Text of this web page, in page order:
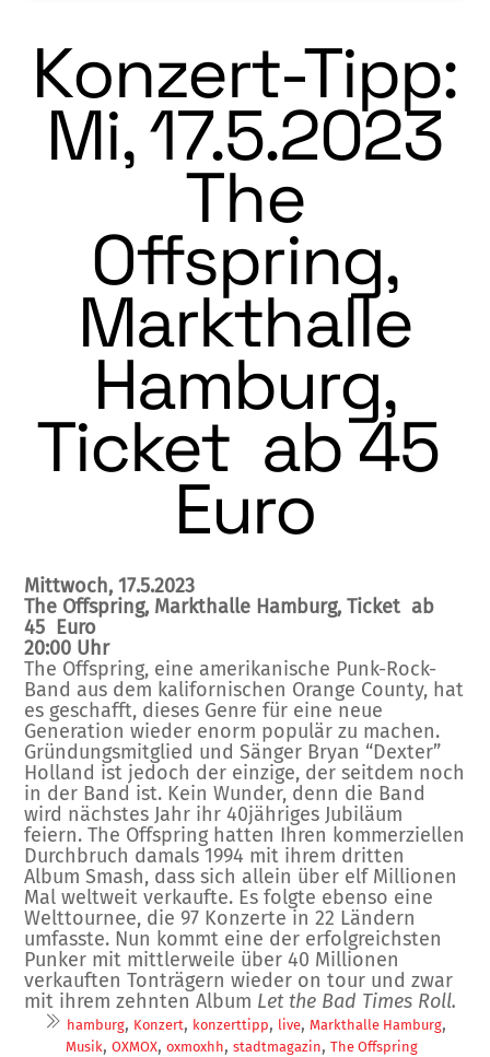
Konzert-Tipp:
Mi, 17.5.2023
The
Offspring,
Markthalle
Hamburg,
Ticket ab 45
Euro
Mittwoch, 17.5.2023
The Offspring, Markthalle Hamburg, Ticket ab
45 Euro
20:00 Uhr
The Offspring, eine amerikanische Punk-Rock-
Band aus dem kalifornischen Orange County, hat
es geschafft, dieses Genre für eine neue
Generation wieder enorm populär zu machen.
Gründungsmitglied und Sänger Bryan “Dexter”
Holland ist jedoch der einzige, der seitdem noch
in der Band ist. Kein Wunder, denn die Band
wird nächstes Jahr ihr 40jähriges Jubiläum
feiern. The Offspring hatten Ihren kommerziellen
Durchbruch damals 1994 mit ihrem dritten
Album Smash, dass sich allein über elf Millionen
Mal weltweit verkaufte. Es folgte ebenso eine
Welttournee, die 97 Konzerte in 22 Ländern
umfasste. Nun kommt eine der erfolgreichsten
Punker mit mittlerweile über 40 Millionen
verkauften Tonträgern wieder on tour und zwar
mit ihrem zehnten Album Let the Bad Times Roll.
hamburg, Konzert, konzerttipp, live, Markthalle Hamburg,
Musik, OXMOX, oxmoxhh, stadtmagazin, The Offspring